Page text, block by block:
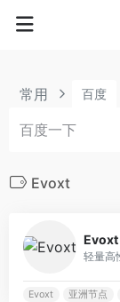
常用 百度
Evoxt
Evoxt
轻量高
Evoxt 亚洲节点